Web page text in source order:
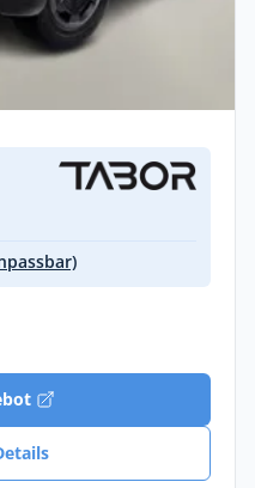
SHZ LHZ